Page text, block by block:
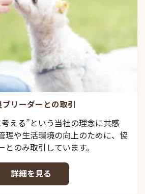
ブリーダーとの取引
える”という当社の理念に共感
理や生活環境の向上のために、協
のみ取引しています。
詳細を見る